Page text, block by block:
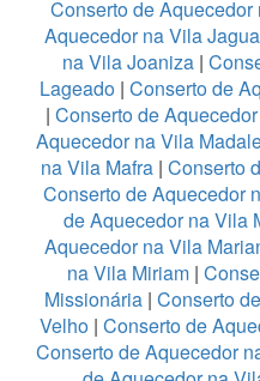
Conserto de
Aquecedor na Vila
na Vila Joaniza|
Lageado | Conserto de
| Conserto de
Aquecedor na Vila
na Vila Mafra | Conserto
Conserto de Aquecedor
de Aquecedor na Vila
Aquecedor na Vila
na Vila Miriam|
Missionária | Conserto
Velho| Conserto de
Conserto de Aquecedor